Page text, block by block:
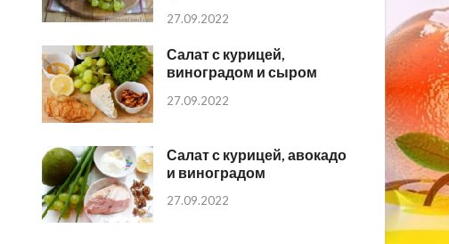
27.09.2022
Салат с курицей,
виноградом и сыром
27.09.2022
Салат с курицей, авокадо
и виноградом
27.09.2022